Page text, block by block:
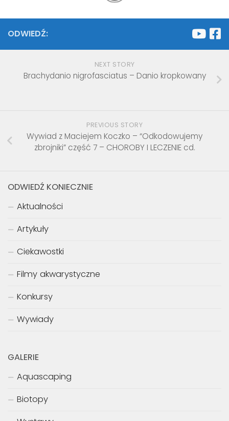
Clinostomus
Danio
ODWIEDŹ:
Brachydanio nigrofasciatus – Danio kropkowany
zbrojniki” część 7 – CHOROBY I LECZENIE cd.
ODWIEDŹ KONIECZNIE
Aktualności
Ciekawostki
Filmy akwarystyczne
Konkursy